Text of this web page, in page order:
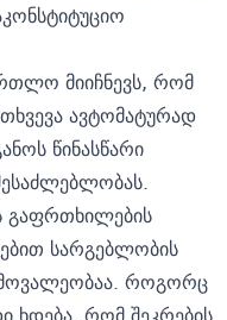
მიიჩნევს, რომ
ავტომატურად
წინასწარი
გაფრთხილების
სარგებლობის
მოვალეობაა. როგორც